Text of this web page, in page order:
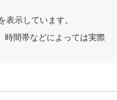
示しています。
時間帯などによっては実際